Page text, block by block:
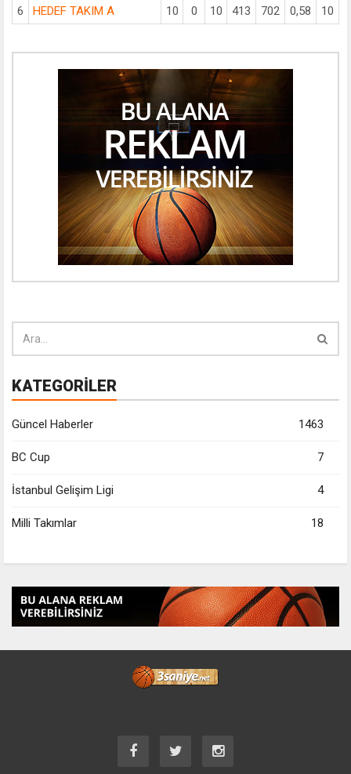
6
HEDEF TAKIM A 10 0 10 413 702 0,58 10
KATEGORİLER
Güncel Haberler 1463
BC Cup 7
İstanbul Gelişim Ligi 4
Milli Takımlar 18